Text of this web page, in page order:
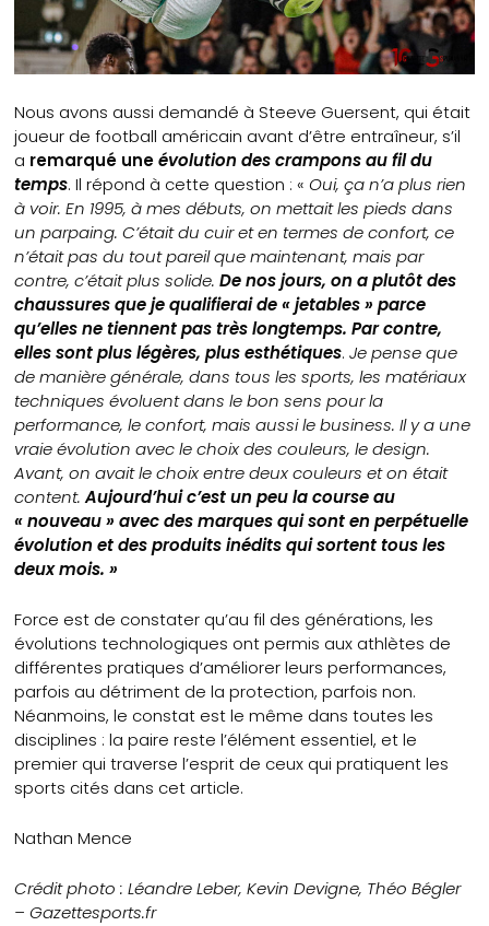
Nous avons aussi demandé à Steeve Guersent, qui était
joueur de football américain avant d’être entraîneur, s’il
a remarqué uneévolution des crampons au fil du
temps. Il répond à cette question : «Oui, ça n’a plus rien
à voir. En 1995, à mes débuts, on mettait les pieds dans
un parpaing. C’était du cuir et en termes de confort, ce
n’était pas du tout pareil que maintenant, mais par
contre, c’était plus solide. De nos jours, on a plutôt des
chaussures que je qualifierai de « jetables » parce
qu’elles ne tiennent pas très longtemps. Par contre,
elles sont plus légères, plus esthétiques.Je pense que
de manière générale, dans tous les sports, les matériaux
techniques évoluent dans le bon sens pour la
performance, le confort, mais aussi le business. Il y a une
vraie évolution avec le choix des couleurs, le design.
Avant, on avait le choix entre deux couleurs et on était
content.Aujourd’hui c’est un peu la course au
« nouveau » avec des marques qui sont en perpétuelle
évolution et des produits inédits qui sortent tous les
deux mois. »
Force est de constater qu’au fil des générations, les
évolutions technologiques ont permis aux athlètes de
différentes pratiques d’améliorer leurs performances,
parfois au détriment de la protection, parfois non.
Néanmoins, le constat est le même dans toutes les
disciplines : la paire reste l’élément essentiel, et le
premier qui traverse l’esprit de ceux qui pratiquent les
sports cités dans cet article.
Nathan Mence
Crédit photo : Léandre Leber, Kevin Devigne, Théo Bégler
– Gazettesports.fr